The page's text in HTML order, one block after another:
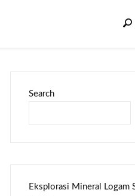
Search
Eksplorasi Mineral Logam